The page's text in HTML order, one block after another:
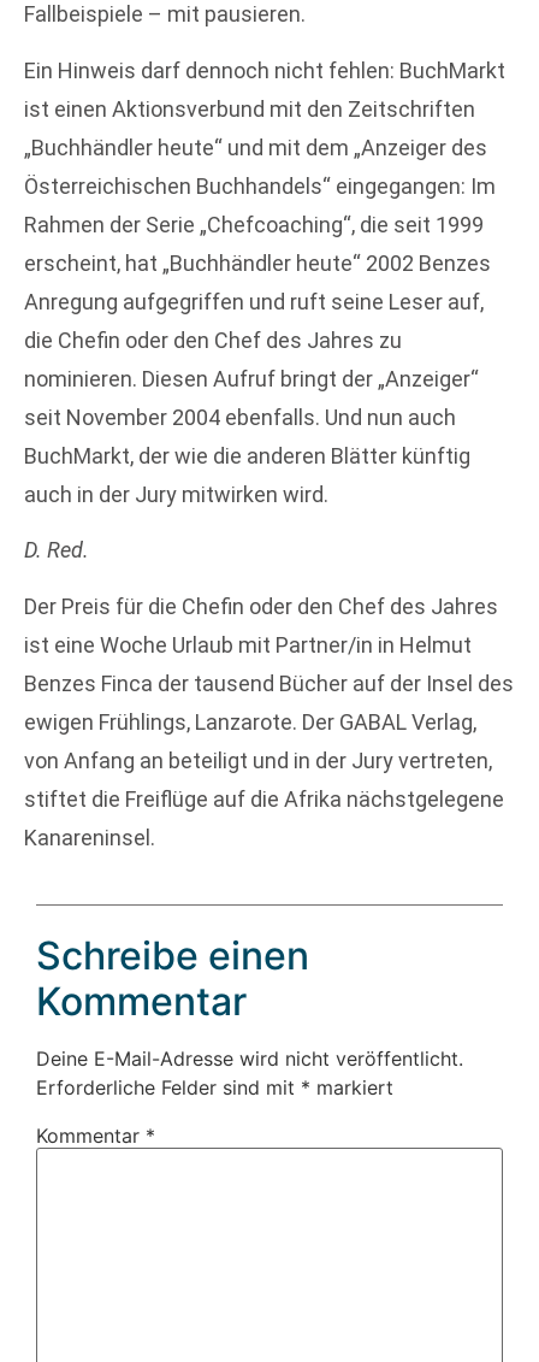
Fallbeispiele – mit pausieren.
Ein Hinweis darf dennoch nicht fehlen: BuchMarkt
ist einen Aktionsverbund mit den Zeitschriften
„Buchhändler heute“ und mit dem „Anzeiger des
Österreichischen Buchhandels“ eingegangen: Im
Rahmen der Serie „Chefcoaching“, die seit 1999
erscheint, hat „Buchhändler heute“ 2002 Benzes
Anregung aufgegriffen und ruft seine Leser auf,
die Chefin oder den Chef des Jahres zu
nominieren. Diesen Aufruf bringt der „Anzeiger“
seit November 2004 ebenfalls. Und nun auch
BuchMarkt, der wie die anderen Blätter künftig
auch in der Jury mitwirken wird.
D. Red.
Der Preis für die Chefin oder den Chef des Jahres
ist eine Woche Urlaub mit Partner/in in Helmut
Benzes Finca der tausend Bücher auf der Insel des
ewigen Frühlings, Lanzarote. Der GABAL Verlag,
von Anfang an beteiligt und in der Jury vertreten,
stiftet die Freiflüge auf die Afrika nächstgelegene
Kanareninsel.
Schreibe einen
Kommentar
Deine E-Mail-Adresse wird nicht veröffentlicht.
Erforderliche Felder sind mit * markiert
Kommentar *